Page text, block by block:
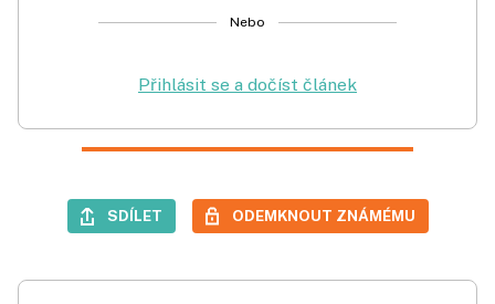
Nebo
Přihlásit se a dočíst článek
SDÍLET ODEMKNOUT ZNÁMÉMU